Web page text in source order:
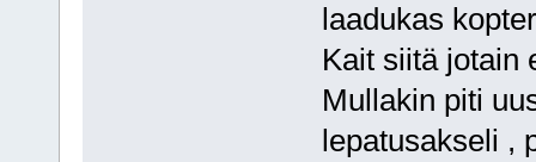
laadukas
Kait siitä jotain
Mullakin piti
lepatusakseli ,